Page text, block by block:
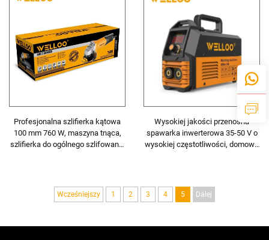
Profesjonalna szlifierka kątowa
100 mm 760 W, maszyna tnąca,
szlifierka do ogólnego szlifowania
Wysokiej jakości przenośna
spawarka inwerterowa 35-50 V o
wysokiej częstotliwości, domowa
Wcześniejszy 1 2 3 4 5 Dalej